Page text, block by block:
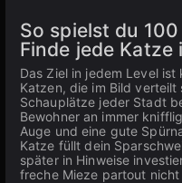
So spielst du
Finde jede Katze
Das Ziel in jedem Level
Katzen, die im Bild
Schauplätze jeder Stadt
Bewohner an immer
Auge und eine gute
Katze füllt dein
später in Hinweise
freche Mieze partout